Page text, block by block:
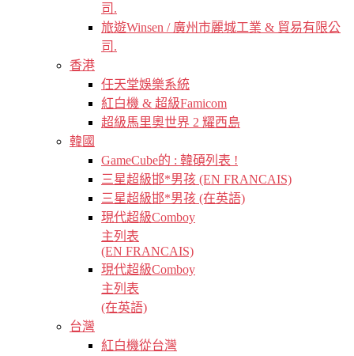
司.
旅遊Winsen / 廣州市麗城工業 & 貿易有限公
司.
香港
任天堂娛樂系統
紅白機 & 超級Famicom
超級馬里奧世界 2 耀西島
韓國
GameCube的 : 韓碩列表 !
三星超級邯*男孩 (EN FRANCAIS)
三星超級邯*男孩 (在英語)
現代超級Comboy
主列表
(EN FRANCAIS)
現代超級Comboy
主列表
(在英語)
台灣
紅白機從台灣